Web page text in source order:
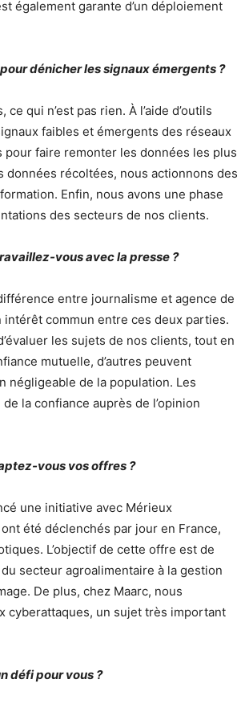
également garante d’un déploiement
dénicher les signaux émergents ?
qui n’est pas rien. À l’aide d’outils
faibles et émergents des réseaux
faire remonter les données les plus
récoltées, nous actionnons des
Enfin, nous avons une phase
des secteurs de nos clients.
vous avec la presse ?
entre journalisme et agence de
commun entre ces deux parties.
les sujets de nos clients, tout en
mutuelle, d’autres peuvent
négligeable de la population. Les
la confiance auprès de l’opinion
vous vos offres ?
une initiative avec Mérieux
été déclenchés par jour en France,
L’objectif de cette offre est de
secteur agroalimentaire à la gestion
De plus, chez Maarc, nous
cyberattaques, un sujet très important
défi pour vous ?